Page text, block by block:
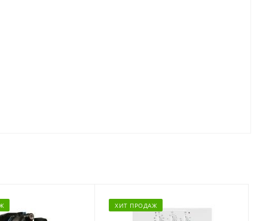
ХИТ ПРОДАЖ